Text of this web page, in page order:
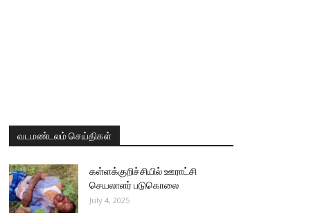
வடமண்டலம் செய்திகள்
கள்ளக்குறிச்சியில் ஊராட்சி
செயலாளர் படுகொலை
July 4, 2025